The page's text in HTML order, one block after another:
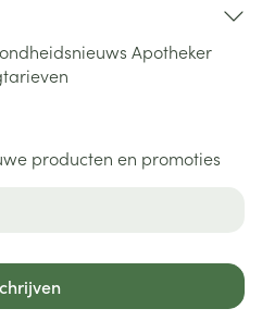
Apotheker
producten en promoties